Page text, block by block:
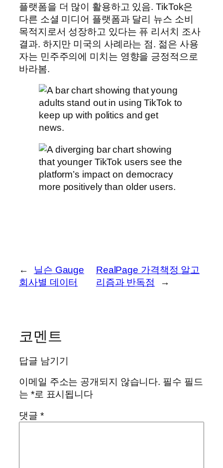
플랫폼을 더 많이 활용하고 있음. TikTok은
다른 소셜 미디어 플랫폼과 달리 뉴스 소비
목적지로서 성장하고 있다는 퓨 리서치 조사
결과. 하지만 미국의 사례라는 점. 젊은 사용
자는 민주주의에 미치는 영향을 긍정적으로
바라봄.
←
닐슨 Gauge
회사별 데이터
RealPage 가격책정 알고
리즘과 반독점
→
코멘트
답글 남기기
이메일 주소는 공개되지 않습니다. 필수 필드
는 *로 표시됩니다
댓글 *